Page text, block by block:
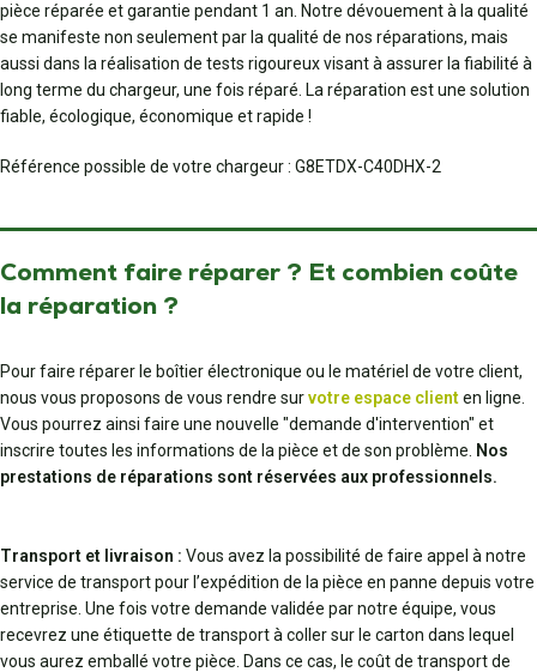
pièce réparée et garantie pendant 1 an. Notre dévouement à la qualité
se manifeste non seulement par la qualité de nos réparations, mais
aussi dans la réalisation de tests rigoureux visant à assurer la fiabilité à
long terme du chargeur, une fois réparé. La réparation est une solution
fiable, écologique, économique et rapide !
Référence possible de votre chargeur : G8ETDX-C40DHX-2
Comment faire réparer ? Et combien coûte
la réparation ?
Pour faire réparer le boîtier électronique ou le matériel de votre client,
nous vous proposons de vous rendre survotre espace clienten ligne.
Vous pourrez ainsi faire une nouvelle "demande d'intervention" et
inscrire toutes les informations de la pièce et de son problème. Nos
prestations de réparations sont réservées aux professionnels.
Transport et livraison : Vous avez la possibilité de faire appel à notre
service de transport pour l’expédition de la pièce en panne depuis votre
entreprise. Une fois votre demande validée par notre équipe, vous
recevrez une étiquette de transport à coller sur le carton dans lequel
vous aurez emballé votre pièce. Dans ce cas, le coût de transport de